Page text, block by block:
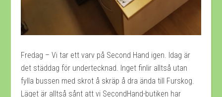
Fredag – Vi tar ett varv på Second Hand igen. Idag är
det städdag för undertecknad. Inget finlir alltså utan
fylla bussen med skrot å skräp å dra ända till Furskog.
Läget är alltså sånt att vi SecondHand-butiken har